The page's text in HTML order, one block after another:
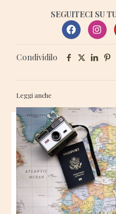
SEGUITECI SU
Condividilo
Leggi anche